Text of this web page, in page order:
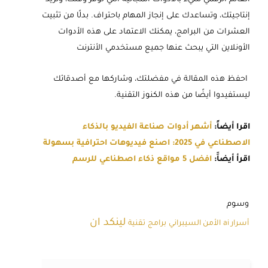
إنتاجيتك، وتساعدك على إنجاز المهام باحتراف. بدلًا من تثبيت
العشرات من البرامج، يمكنك الاعتماد على هذه الأدوات
الأونلاين التي يبحث عنها جميع مستخدمي الأنترنت
احفظ هذه المقالة في مفضلتك، وشاركها مع أصدقائك
ليستفيدوا أيضًا من هذه الكنوز التقنية.
اقرا أيضاً: أشهر أدوات صناعة الفيديو بالذكاء
الاصطناعي في 2025: اصنع فيديوهات احترافية بسهولة
اقرأ أيضاََ: افضل 5 مواقع ذكاء اصطناعي للرسم
وسوم
أسرار ai الأمن السيبراني برامج تقنية لينكد ان